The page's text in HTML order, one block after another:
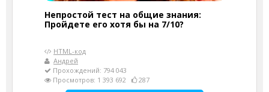
Непростой тест на общие знания:
Пройдете его хотя бы на 7/10?
HTML-код
Андрей
Прохождений: 794 043
Просмотров: 1 393 692
287